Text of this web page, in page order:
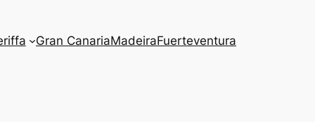
Gran CanariaMadeiraFuerteventura